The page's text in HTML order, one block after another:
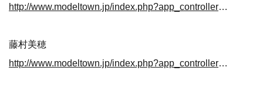
http://www.modeltown.jp/index.php?app_controller=info&type=items&id=I5855d41
藤村美穂
http://www.modeltown.jp/index.php?app_controller=info&type=items&id=Idedc85f